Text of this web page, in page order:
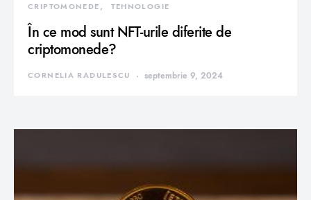
CRIPTOMONEDE TEHNOLOGIE
În ce mod sunt NFT-urile diferite de
criptomonede?
CORNELIA RADULESCU septembrie 9, 2024